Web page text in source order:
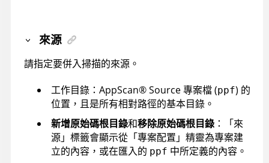
來源
請指定要併入掃描的來源。
工作目錄： AppScan®Source專案檔 (ppf) 的
位置，且是所有相對路徑的基本目錄。
新增原始碼根目錄和移除原始碼根目錄 ：「來
源」標籤會顯示從「專案配置」精靈為專案建
立的內容，或在匯入的 ppf 中所定義的內容。